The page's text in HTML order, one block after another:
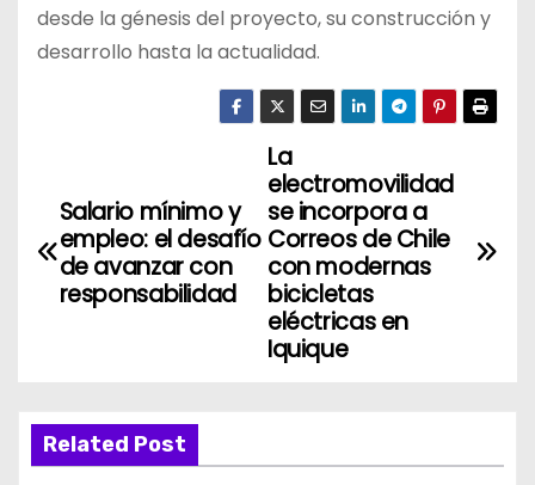
desde la génesis del proyecto, su construcción y
desarrollo hasta la actualidad.
v
a
c
La
electromovilidad
se incorpora a
Correos de Chile
con modernas
bicicletas
eléctricas en
Iquique
Salario mínimo y
empleo: el desafío
de avanzar con
responsabilidad
Related Post